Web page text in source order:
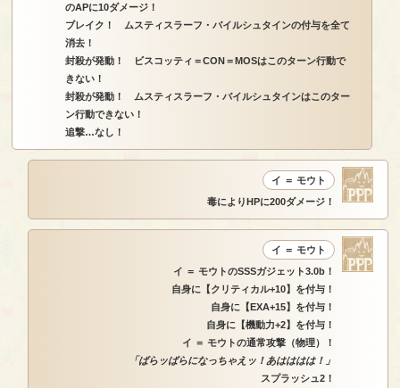
のAPに10ダメージ！
ブレイク！ ムスティスラーフ・バイルシュタインの付与を全て
消去！
封殺が発動！ ビスコッティ＝CON＝MOSはこのターン行動で
きない！
封殺が発動！ ムスティスラーフ・バイルシュタインはこのター
ン行動できない！
追撃…なし！
イ ＝ モウト
毒によりHPに200ダメージ！
イ ＝ モウト
イ ＝ モウトのSSSガジェット3.0b！
自身に【クリティカル+10】を付与！
自身に【EXA+15】を付与！
自身に【機動力+2】を付与！
イ ＝ モウトの通常攻撃（物理）！
「ばらッばらになっちゃえッ！あはははは！」
スプラッシュ2！